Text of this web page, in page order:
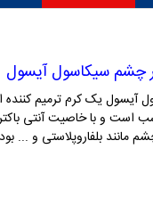
چشم سیکاسول آیسول
آیسول یک کرم ترمیم
و با خاصیت آنتی
مانند بلفاروپلاستی و